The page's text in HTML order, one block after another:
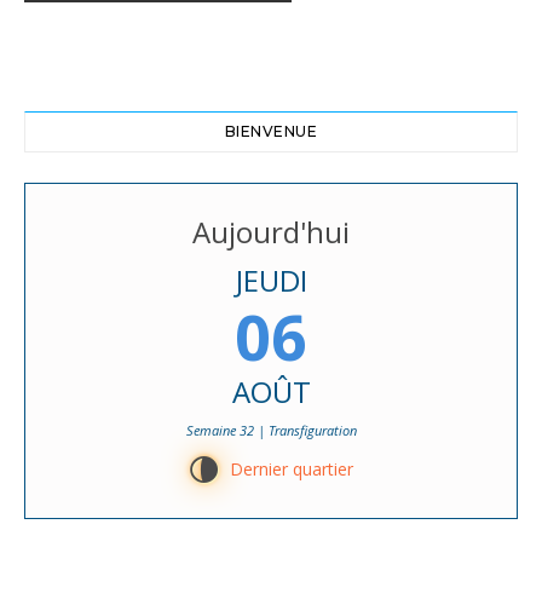
BIENVENUE
Aujourd'hui
JEUDI
06
AOÛT
Semaine 32 | Transfiguration
U Dernier quartier